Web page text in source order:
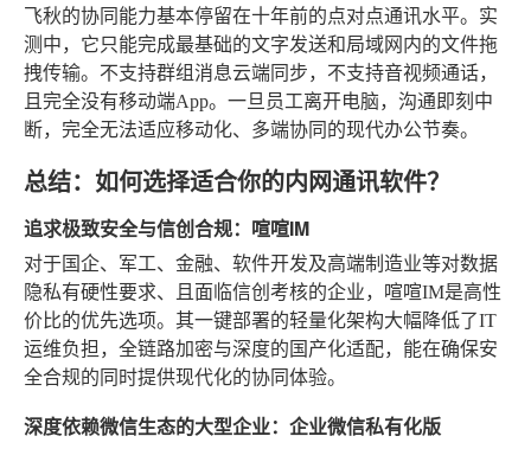
飞秋的协同能力基本停留在十年前的点对点通讯水平。实
测中，它只能完成最基础的文字发送和局域网内的文件拖
拽传输。不支持群组消息云端同步，不支持音视频通话，
且完全没有移动端App。一旦员工离开电脑，沟通即刻中
断，完全无法适应移动化、多端协同的现代办公节奏。
总结：如何选择适合你的内网通讯软件？
追求极致安全与信创合规：喧喧IM
对于国企、军工、金融、软件开发及高端制造业等对数据
隐私有硬性要求、且面临信创考核的企业，喧喧IM是高性
价比的优先选项。其一键部署的轻量化架构大幅降低了IT
运维负担，全链路加密与深度的国产化适配，能在确保安
全合规的同时提供现代化的协同体验。
深度依赖微信生态的大型企业：企业微信私有化版